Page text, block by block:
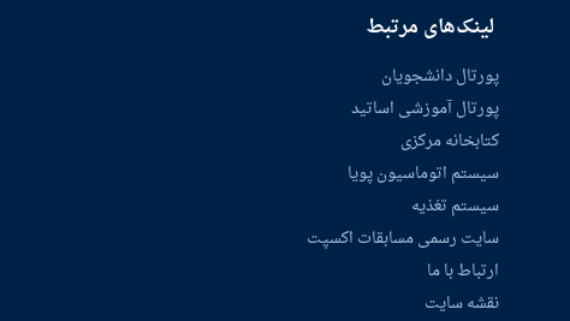
لینک‌های مرتبط
پورتال دانشجویان
پورتال آموزشی اساتید
کتابخانه مرکزی
سیستم اتوماسیون پویا
سیستم تغذیه
سایت رسمی مسابقات اکسپت
ارتباط با ما
نقشه سایت